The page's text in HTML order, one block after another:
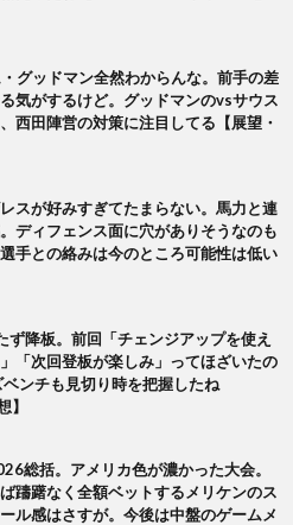
グッドマン全然わからんな。前手の差
気がするけど。グッドマンのvsサウス
西田陣営の対策に注目してる【展望・
スが好みすぎてたまらない。馬力と連
ディフェンス面に穴がありそうなのも
手との絡みは今のところ可能性は低い
ず降板。前回「チェンジアップを使え
「次回登板が楽しみ」ってほざいたの
ンチも見切り時を把握したね
】
総括。アメリカ色が濃かった大会。
躊躇なく全額ベットするメリケンのス
ル感はさすが。今後は中盤のゲームメ